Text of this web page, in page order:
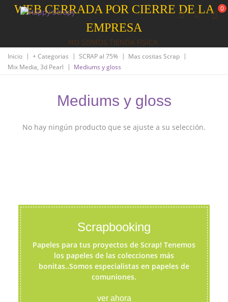
WEB CERRADA POR CIERRE DE LA
EMPRESA
NO SOMOS TIENDA FISICA
0
Inicio | + Categorias | SCRAP al 75% | Mas cositas Scrap |
Mix Media, 3d Pearl
| Mediums y gloss
Mediums y gloss
No hay ningún producto que se ajuste a su selección.
Scrapbooking
Papeles para tus proyectos de Scrap! Tenemos
los papeles de las colecciones más
bonitas..Somos especialistas en papeles de
comuniones.
ver ahora